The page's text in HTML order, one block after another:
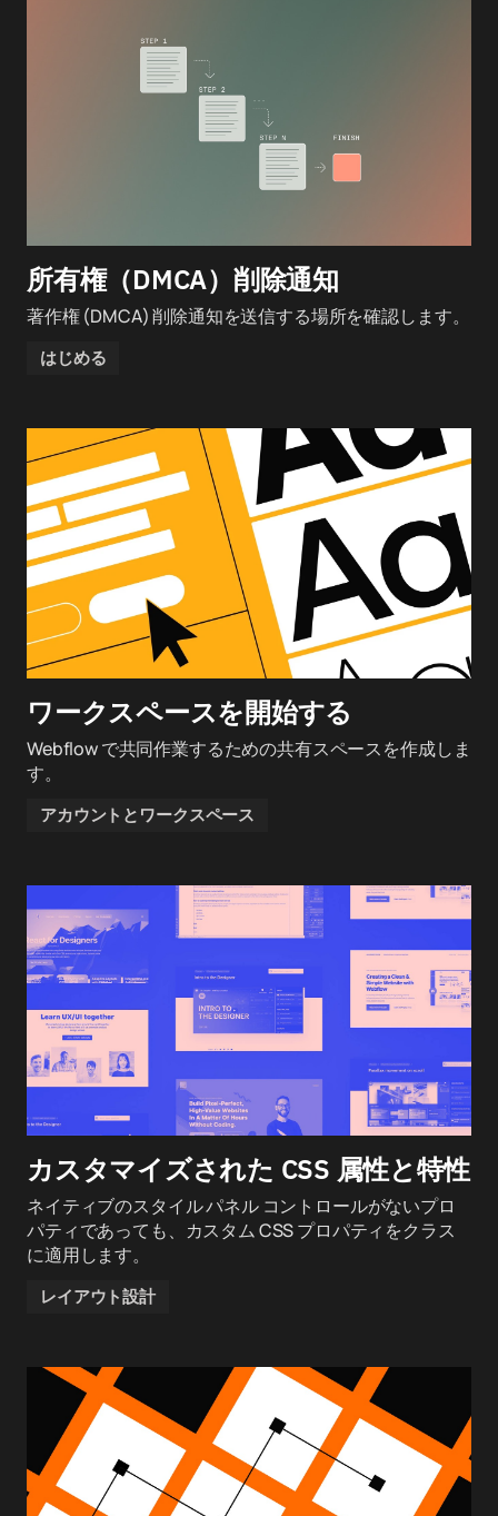
所有権（DMCA）削除通知
著作権 (DMCA) 削除通知を送信する場所を確認します。
はじめる
ワークスペースを開始する
Webflow で共同作業するための共有スペースを作成しま
す。
アカウントとワークスペース
カスタマイズされた CSS 属性と特性
ネイティブのスタイル パネル コントロールがないプロ
パティであっても、カスタム CSS プロパティをクラス
に適用します。
レイアウト設計